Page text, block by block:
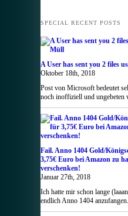
SPECIAL RECENT POSTS
A User has sent you 2 files
Oktober 18th, 2018
Post von Microsoft bedeutet
noch inoffiziell und ungebeten
Fail. Anno 1404 Gold/
3,75€ Euro bei Amazon zu
verschenken!
Januar 27th, 2018
Ich hatte mir schon lange
endlich Anno 1404